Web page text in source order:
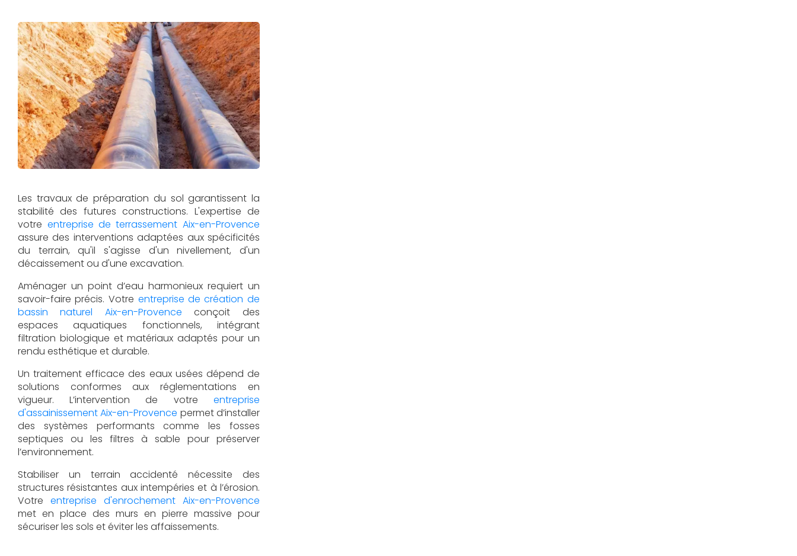
Les travaux de préparation du sol garantissent la
stabilité des futures constructions. L'expertise de
votre entreprise de terrassement Aix-en-Provence
assure des interventions adaptées aux spécificités
du terrain, qu'il s'agisse d'un nivellement, d'un
décaissement ou d'une excavation.
Aménager un point d’eau harmonieux requiert un
savoir-faire précis. Votre entreprise de création de
bassin naturel Aix-en-Provence conçoit des
espaces aquatiques fonctionnels, intégrant
filtration biologique et matériaux adaptés pour un
rendu esthétique et durable.
Un traitement efficace des eaux usées dépend de
solutions conformes aux réglementations en
vigueur. L’intervention de votre entreprise
d'assainissement Aix-en-Provence permet d’installer
des systèmes performants comme les fosses
septiques ou les filtres à sable pour préserver
l’environnement.
Stabiliser un terrain accidenté nécessite des
structures résistantes aux intempéries et à l’érosion.
Votre entreprise d'enrochement Aix-en-Provence
met en place des murs en pierre massive pour
sécuriser les sols et éviter les affaissements.